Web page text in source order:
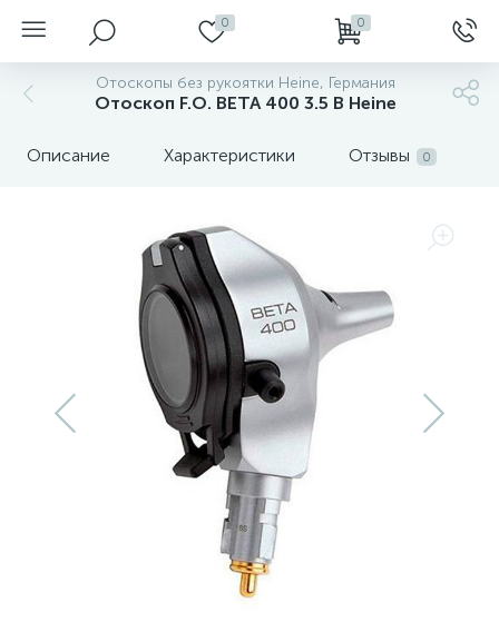
0 0
Отоскопы без рукоятки Heine, Германия
Отоскоп F.O. BETA 400 3.5 В Heine
Описание Характеристики Отзывы 0